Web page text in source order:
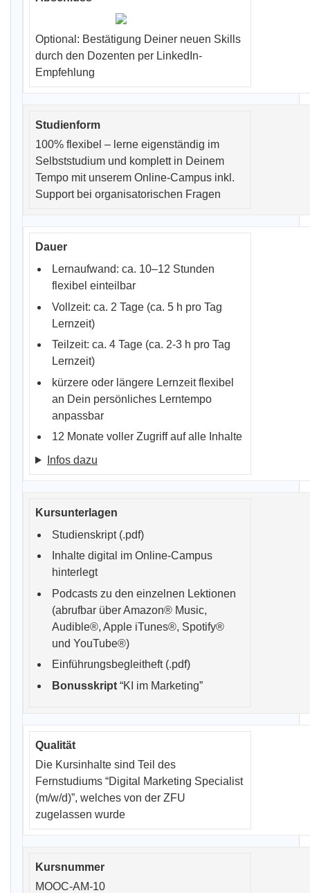
Optional: Bestätigung Deiner neuen Skills
durch den Dozenten per LinkedIn-
Empfehlung
100% flexibel – lerne eigenständig im
Selbststudium und komplett in Deinem
Tempo mit unserem Online-Campus inkl.
Support bei organisatorischen Fragen
Lernaufwand: ca. 10–12 Stunden
flexibel einteilbar
Vollzeit: ca. 2 Tage (ca. 5 h pro Tag
Lernzeit)
Teilzeit: ca. 4 Tage (ca. 2-3 h pro Tag
Lernzeit)
kürzere oder längere Lernzeit flexibel
an Dein persönliches Lerntempo
anpassbar
12 Monate voller Zugriff auf alle Inhalte
Infos dazu
Studienskript (.pdf)
Inhalte digital im Online-Campus
hinterlegt
Podcasts zu den einzelnen Lektionen
(abrufbar überAmazon® Music,
Audible®, Apple iTunes®, Spotify®
und YouTube®)
Einführungsbegleitheft (.pdf)
Bonusskript“KI im Marketing”
Die Kursinhalte sind Teil des
Fernstudiums “Digital Marketing Specialist
(m/w/d)”, welches von der ZFU
zugelassen wurde
MOOC-AM-10